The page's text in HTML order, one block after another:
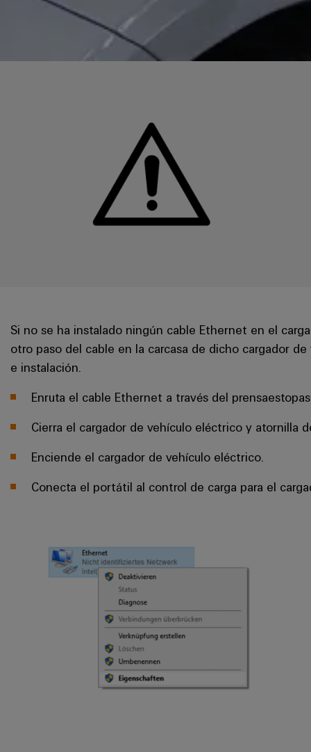
Si no se ha instalado ningún cable Ethernet en el
otro paso del cable en la carcasa de dicho cargador
e instalación.
Enruta el cable Ethernet a través del
Cierra el cargador de vehículo eléctrico y atornilla
Enciende el cargador de vehículo eléctrico.
Conecta el portátil al control de carga para el